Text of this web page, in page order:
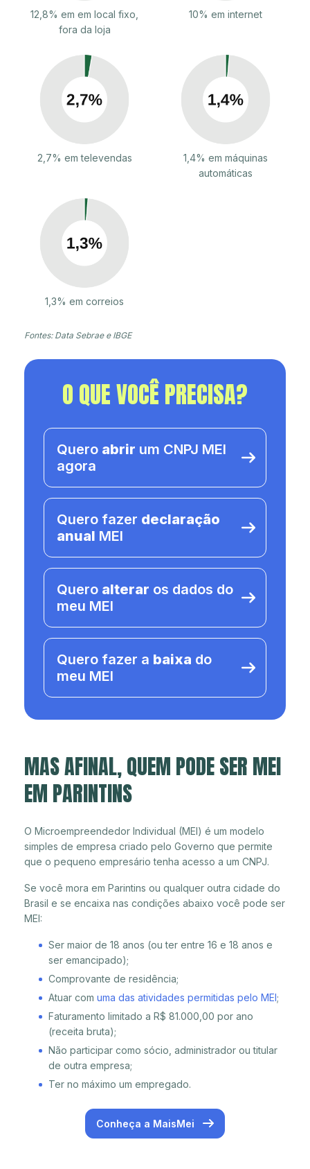
12,8% em em local fixo,
fora da loja
10% em internet
2,7% em televendas
1,4% em máquinas
automáticas
1,3% em correios
Fontes: Data Sebrae e IBGE
O QUE VOCÊ PRECISA?
Quero abrir um CNPJ MEI
agora
Quero fazer declaração
anual MEI
Quero alterar os dados do
meu MEI
Quero fazer a baixa do
meu MEI
MAS AFINAL, QUEM PODE SER MEI
EM PARINTINS
O Microempreendedor Individual (MEI) é um modelo
simples de empresa criado pelo Governo que permite
que o pequeno empresário tenha acesso a um CNPJ.
Se você mora em Parintins ou qualquer outra cidade do
Brasil e se encaixa nas condições abaixo você pode ser
MEI:
Ser maior de 18 anos (ou ter entre 16 e 18 anos e
ser emancipado);
Comprovante de residência;
Atuar com uma das atividades permitidas pelo MEI;
Faturamento limitado a R$ 81.000,00 por ano
(receita bruta);
Não participar como sócio, administrador ou titular
de outra empresa;
Ter no máximo um empregado.
Conheça a MaisMei